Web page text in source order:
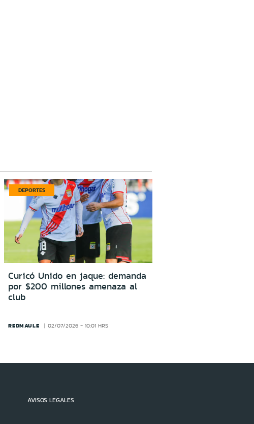
DEPORTES
Curicó Unido en jaque: demanda
por $200 millones amenaza al
club
REDMAULE 02/07/2026 - 10:01 HRS
AVISOS LEGALES